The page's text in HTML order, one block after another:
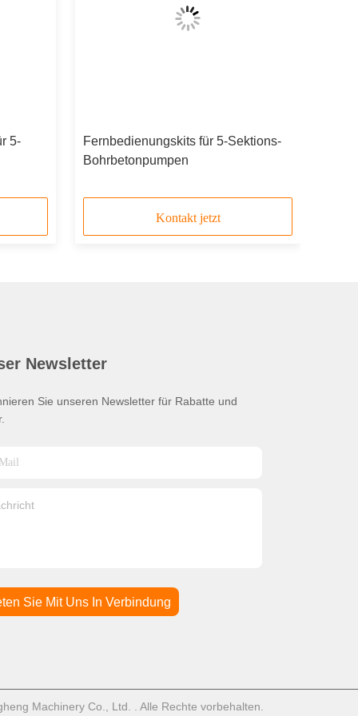
5-
Fernbedienungskits für 5-Sektions-
Bohrbetonpumpen
Kontakt jetzt
Newsletter
Sie unseren Newsletter für Rabatte und
Sie Mit Uns In Verbindung
Machinery Co., Ltd. . Alle Rechte vorbehalten.